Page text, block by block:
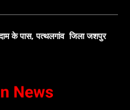
के पास, पत्थलगांव जिला जशपुर